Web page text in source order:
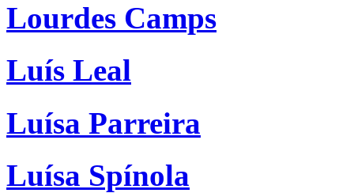
Lourdes Camps
Luís Leal
Luísa Parreira
Luísa Spínola